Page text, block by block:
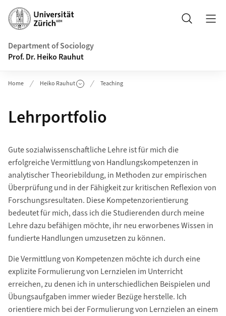
Header
Search
Department of Sociology
Prof. Dr. Heiko Rauhut
Home Heiko Rauhut Teaching
Lehrportfolio
Gute sozialwissenschaftliche Lehre ist für mich die
erfolgreiche Vermittlung von Handlungskompetenzen in
analytischer Theoriebildung, in Methoden zur empirischen
Überprüfung und in der Fähigkeit zur kritischen Reflexion von
Forschungsresultaten. Diese Kompetenzorientierung
bedeutet für mich, dass ich die Studierenden durch meine
Lehre dazu befähigen möchte, ihr neu erworbenes Wissen in
fundierte Handlungen umzusetzen zu können.
Die Vermittlung von Kompetenzen möchte ich durch eine
explizite Formulierung von Lernzielen im Unterricht
erreichen, zu denen ich in unterschiedlichen Beispielen und
Übungsaufgaben immer wieder Bezüge herstelle. Ich
orientiere mich bei der Formulierung von Lernzielen an einem